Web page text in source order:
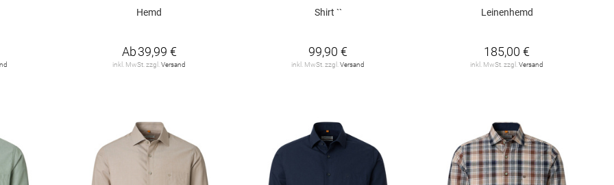
Hemd
Ab39,99 €
inkl. MwSt. zzgl.Versand
Shirt ``
99,90 €
inkl. MwSt. zzgl.Versand
Leinenhemd
185,00 €
inkl. MwSt. zzgl.Versand